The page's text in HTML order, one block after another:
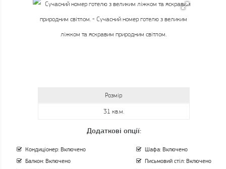
Розмір
31 кв.м.
Додаткові опції:
Кондиціонер: Включено
Балкон: Включено
Шафа: Включено
Письмовий стіл: Включено